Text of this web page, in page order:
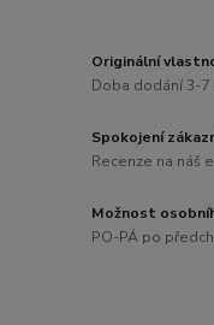
Originální
Doba dodání 3-7
Spokojení
Recenze na náš
Možnost
PO-PÁ po